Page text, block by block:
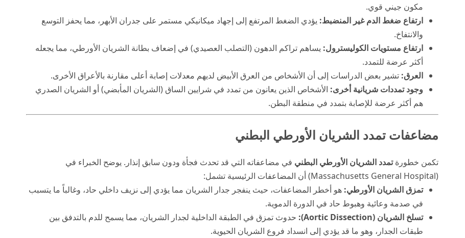
مكون جيني قوي.
ارتفاع ضغط الدم غير المنضبط: يؤدي الضغط المرتفع إلى إجهاد ميكانيكي مستمر على جدران الأبهر، مما يحفز التوسع
والانتفاخ.
ارتفاع مستويات الكوليسترول: يساهم تراكم الدهون (التصلب العصيدي) في إضعاف بطانة الشريان الأورطي، مما يجعله
أكثر عرضة للتمدد.
العرق: تشير بعض الدراسات إلى أن الأشخاص من العرق الأبيض لديهم معدلات إصابة أعلى مقارنة بالأعراق الأخرى.
وجود تمددات شريانية أخرى: الأشخاص الذين يعانون من تمدد في شرايين الساق (الشريان المأبضي) أو الشريان الصدري
هم أكثر عرضة للإصابة بتمدد في منطقة البطن.
مضاعفات تمدد الشريان الأورطي البطني
تكمن خطورةتمدد الشريان الأورطي البطني في مضاعفاته التي قد تحدث فجأة ودون سابق إنذار. يوضح الخبراء في
(Massachusetts General Hospital) أن المضاعفات الرئيسية تشمل:
تمزق الشريان الأورطي: هو أخطر المضاعفات، حيث ينفجر جدار الشريان مما يؤدي إلى نزيف داخلي حاد، وغالباً ما يتسبب
في صدمة وعائية وهبوط حاد في الدورة الدموية.
تسلخ الشريان (Aortic Dissection):
حدوث تمزق في الطبقة الداخلية لجدار الشريان، مما يسمح للدم بالتدفق بين
طبقات الجدار، وهو ما قد يؤدي إلى انسداد فروع الشريان الحيوية.